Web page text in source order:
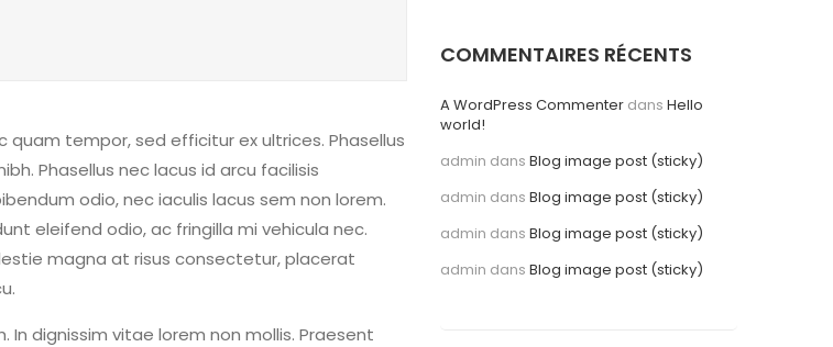
tempor, sed efficitur ex ultrices. Phasellus
Phasellus nec lacus id arcu facilisis
odio, nec iaculis lacus sem non lorem.
eleifend odio, ac fringilla mi vehicula nec.
magna at risus consectetur, placerat
In dignissim vitae lorem non mollis. Praesent
COMMENTAIRES RÉCENTS
A WordPress Commenter dans Hello
world!
admin dans Blog image post (sticky)
admin dans Blog image post (sticky)
admin dans Blog image post (sticky)
admin dans Blog image post (sticky)